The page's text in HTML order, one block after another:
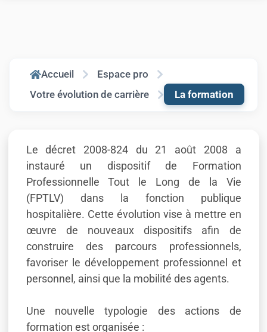
Accueil
Espace pro
Votre évolution de carrière
La formation
Le décret 2008-824 du 21 août 2008 a
instauré un dispositif de Formation
Professionnelle Tout le Long de la Vie
(FPTLV) dans la fonction publique
hospitalière. Cette évolution vise à mettre en
œuvre de nouveaux dispositifs afin de
construire des parcours professionnels,
favoriser le développement professionnel et
personnel, ainsi que la mobilité des agents.
Une nouvelle typologie des actions de
formation est organisée :